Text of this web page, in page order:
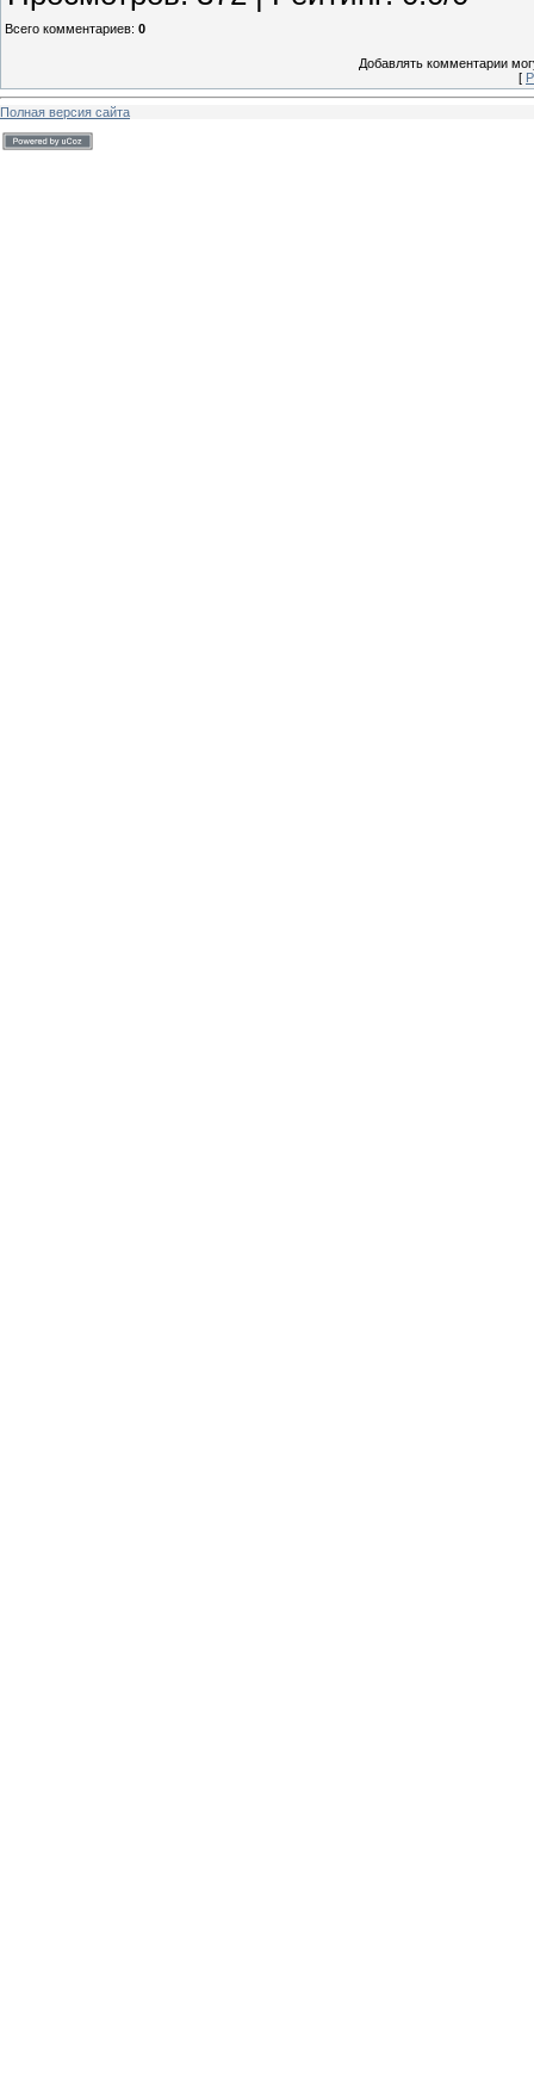
Всего комментариев: 0
Добавлять комментарии
[
Полная версия сайта